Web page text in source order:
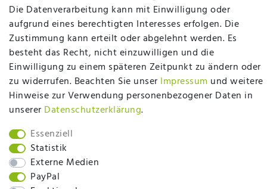
Ob online oder vor Ort im Fachgeschäft in
Ibbenbüren - wir beraten Sie gerne!
Mehr erfahren
Die Datenverarbeitung kann mit Einwilligung oder
aufgrund eines berechtigten Interesses erfolgen. Die
Zustimmung kann erteilt oder abgelehnt werden. Es
besteht das Recht, nicht einzuwilligen und die
Einwilligung zu einem späteren Zeitpunkt zu ändern oder
zu widerrufen. Beachten Sie unser Impressum und weitere
Hinweise zur Verwendung personenbezogener Daten in
unserer Daten­schutz­erklärung.
Essenziell
Statistik
Externe Medien
PayPal
plentymarkets Template von